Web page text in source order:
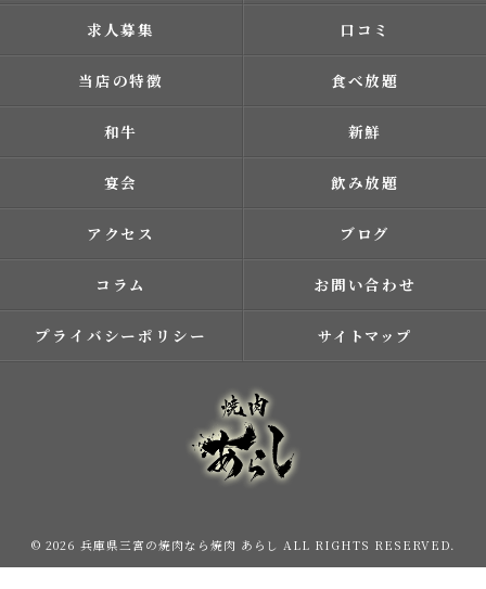
求人募集 口コミ
当店の特徴 食べ放題
和牛 新鮮
宴会 飲み放題
アクセス ブログ
コラム お問い合わせ
プライバシーポリシー サイトマップ
© 2026 兵庫県三宮の焼肉なら焼肉 あらし ALL RIGHTS RESERVED.